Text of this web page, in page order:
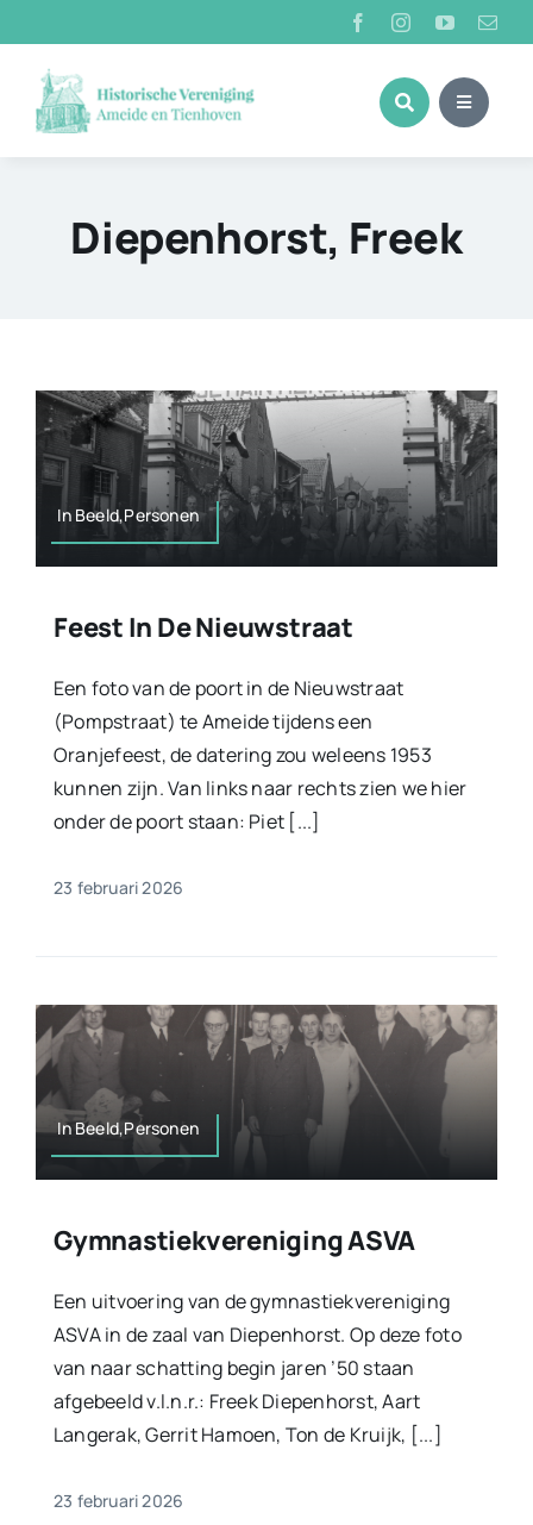
naar
inhoud
Diepenhorst, Freek
In Beeld,Personen
Feest In De Nieuwstraat
Een foto van de poort in de Nieuwstraat
(Pompstraat) te Ameide tijdens een
Oranjefeest, de datering zou weleens 1953
kunnen zijn. Van links naar rechts zien we hier
onder de poort staan: Piet [...]
23 februari 2026
In Beeld,Personen
Gymnastiekvereniging ASVA
Een uitvoering van de gymnastiekvereniging
ASVA in de zaal van Diepenhorst. Op deze foto
van naar schatting begin jaren ’50 staan
afgebeeld v.l.n.r.: Freek Diepenhorst, Aart
Langerak, Gerrit Hamoen, Ton de Kruijk, [...]
23 februari 2026